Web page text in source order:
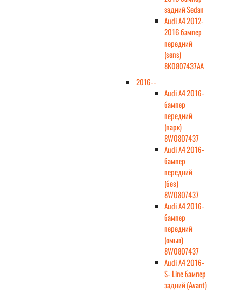
задний Sedan
Audi A4 2012-
2016 бампер
передний
(sens)
8K0807437AA
2016--
Audi A4 2016-
бампер
передний
(парк)
8W0807437
Audi A4 2016-
бампер
передний
(без)
8W0807437
Audi A4 2016-
бампер
передний
(омыв)
8W0807437
Audi A4 2016-
S- Line бампер
задний (Avant)